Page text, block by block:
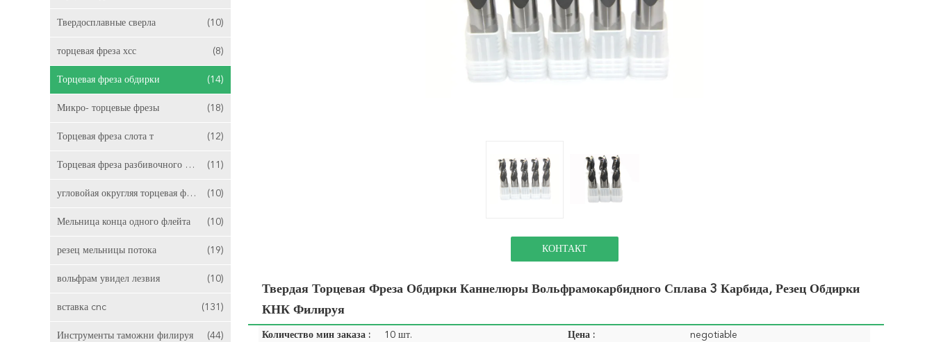
Твердосплавные сверла (10)
торцевая фреза хсс (8)
Торцевая фреза обдирки (14)
Микро- торцевые фрезы (18)
Торцевая фреза слота т (12)
Торцевая фреза разбивочного вырезывания (11)
угловойая округляя торцевая фреза (10)
Мельница конца одного флейта (10)
резец мельницы потока (19)
вольфрам увидел лезвия (10)
вставка cnc (131)
Инструменты таможни филируя (44)
КОНТАКТ
Твердая Торцевая Фреза Обдирки Каннелюры Вольфрамокарбидного Сплава 3 Карбида, Резец Обдирки
КНК Филируя
Количество мин заказа : 10 шт. Цена : negotiable